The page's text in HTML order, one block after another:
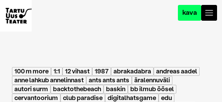
kava
100 m more 1:1 12 vihast 1987 abrakadabra
andreas aadel
anne lahkub annelinnast
ants ants ants
äralennuväli
autori surm
backtothebeach baskin
bb ilmub öösel
cervantoorium
club paradise digitalhatsgame
edu